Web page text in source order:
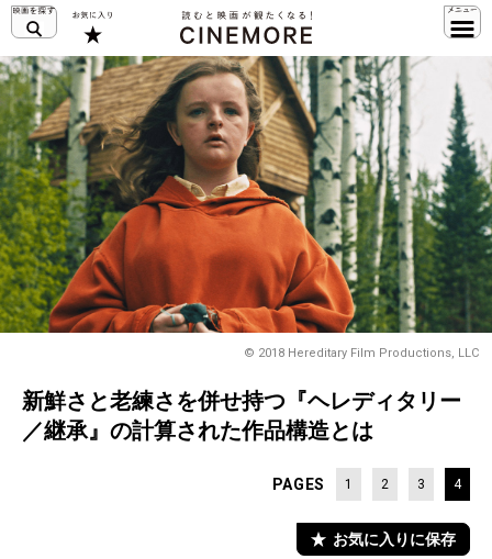
© 2018 Hereditary Film Productions, LLC
新鮮さと老練さを併せ持つ『ヘレディタリー
／継承』の計算された作品構造とは
PAGES 1 2 3 4
お気に入りに保存